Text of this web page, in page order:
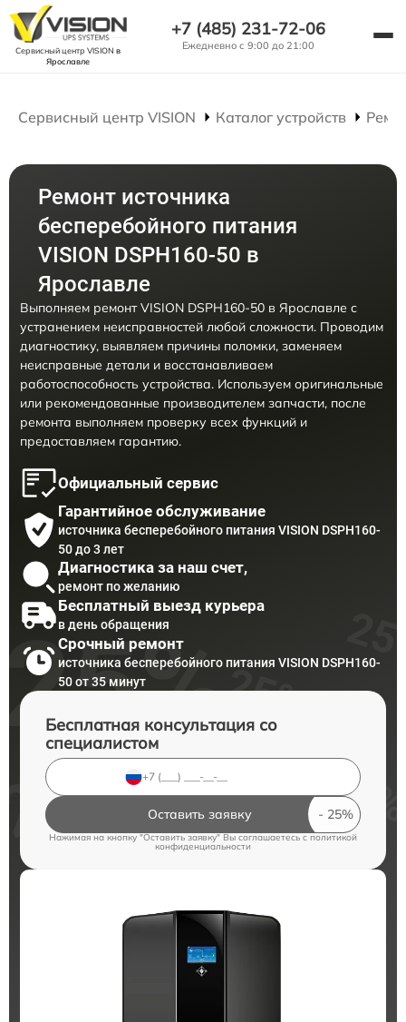
Сервисный центр VISION в
Ярославле
+7 (485) 231-72-06
Ежедневно с 9:00 до 21:00
Сервисный центр VISION Каталог устройств
Ремонт источника
бесперебойного питания
VISION DSPH160-50 в
Ярославле
Выполняем ремонт VISION DSPH160-50 в Ярославле с
устранением неисправностей любой сложности. Проводим
диагностику, выявляем причины поломки, заменяем
неисправные детали и восстанавливаем
работоспособность устройства. Используем оригинальные
или рекомендованные производителем запчасти, после
ремонта выполняем проверку всех функций и
предоставляем гарантию.
Официальный сервис
Гарантийное обслуживание
источника бесперебойного питания VISION DSPH160-
50 до 3 лет
Диагностика за наш счет,
ремонт по желанию
Бесплатный выезд курьера
в день обращения
Срочный ремонт
источника бесперебойного питания VISION DSPH160-
50 от 35 минут
Бесплатная консультация со
специалистом
Оставить заявку
Нажимая на кнопку "Оставить заявку" Вы соглашаетесь cполитикой
конфиденциальности